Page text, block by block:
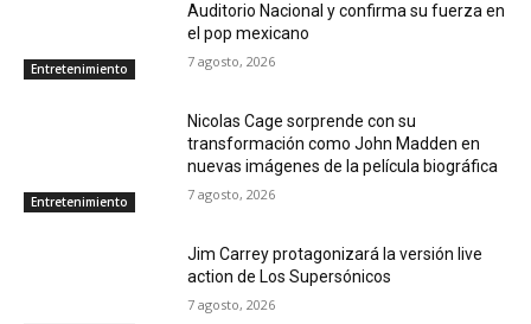
Entretenimiento
Auditorio Nacional y confirma su fuerza en
el pop mexicano
7 agosto, 2026
Entretenimiento
Nicolas Cage sorprende con su
transformación como John Madden en
nuevas imágenes de la película biográfica
7 agosto, 2026
Jim Carrey protagonizará la versión live
action de Los Supersónicos
7 agosto, 2026